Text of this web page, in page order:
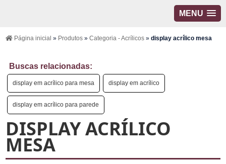
MENU
Página inicial » Produtos »Categoria - Acrílicos »display acrílico mesa
Buscas relacionadas:
display em acrílico para mesa display em acrílico
display em acrílico para parede
DISPLAY ACRÍLICO
MESA